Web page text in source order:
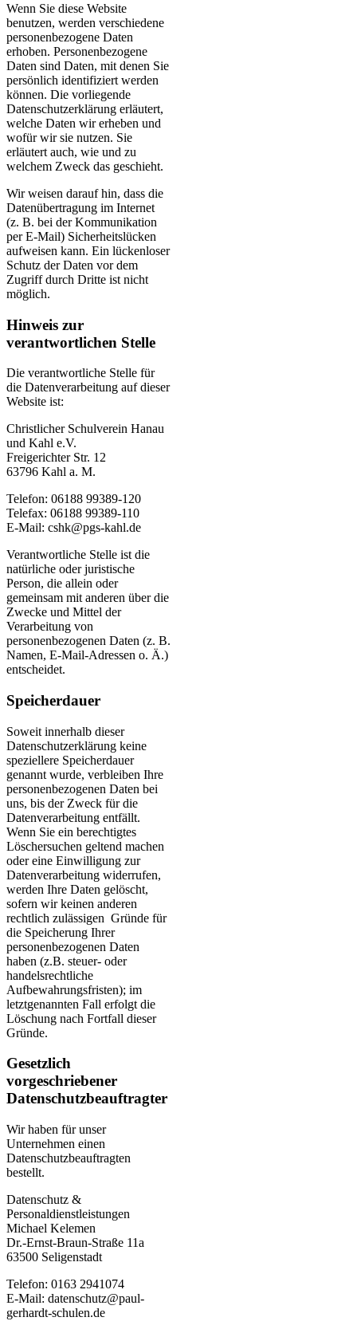
Wenn Sie diese Website
benutzen, werden verschiedene
personenbezogene Daten
erhoben. Personenbezogene
Daten sind Daten, mit denen Sie
persönlich identifiziert werden
können. Die vorliegende
Datenschutzerklärung erläutert,
welche Daten wir erheben und
wofür wir sie nutzen. Sie
erläutert auch, wie und zu
welchem Zweck das geschieht.
Wir weisen darauf hin, dass die
Datenübertragung im Internet
(z. B. bei der Kommunikation
per E-Mail) Sicherheitslücken
aufweisen kann. Ein lückenloser
Schutz der Daten vor dem
Zugriff durch Dritte ist nicht
möglich.
Hinweis zur
verantwortlichen Stelle
Die verantwortliche Stelle für
die Datenverarbeitung auf dieser
Website ist:
Christlicher Schulverein Hanau
und Kahl e.V.
Freigerichter Str. 12
63796 Kahl a. M.
Telefon: 06188 99389-120
Telefax: 06188 99389-110
E-Mail: cshk@pgs-kahl.de
Verantwortliche Stelle ist die
natürliche oder juristische
Person, die allein oder
gemeinsam mit anderen über die
Zwecke und Mittel der
Verarbeitung von
personenbezogenen Daten (z. B.
Namen, E-Mail-Adressen o. Ä.)
entscheidet.
Speicherdauer
Soweit innerhalb dieser
Datenschutzerklärung keine
speziellere Speicherdauer
genannt wurde, verbleiben Ihre
personenbezogenen Daten bei
uns, bis der Zweck für die
Datenverarbeitung entfällt.
Wenn Sie ein berechtigtes
Löschersuchen geltend machen
oder eine Einwilligung zur
Datenverarbeitung widerrufen,
werden Ihre Daten gelöscht,
sofern wir keinen anderen
rechtlich zulässigen Gründe für
die Speicherung Ihrer
personenbezogenen Daten
haben (z.B. steuer- oder
handelsrechtliche
Aufbewahrungsfristen); im
letztgenannten Fall erfolgt die
Löschung nach Fortfall dieser
Gründe.
Gesetzlich
vorgeschriebener
Datenschutz­beauftragter
Wir haben für unser
Unternehmen einen
Datenschutzbeauftragten
bestellt.
Datenschutz &
Personaldienstleistungen
Michael Kelemen
Dr.-Ernst-Braun-Straße 11a
63500 Seligenstadt
Telefon: 0163 2941074
E-Mail: datenschutz@paul-
gerhardt-schulen.de